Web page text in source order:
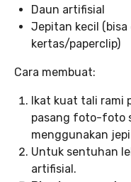
Daun artifisial
Jepitan kecil
kertas/paperclip)
Cara membuat:
Ikat kuat tali rami
pasang foto-foto
menggunakan
Untuk sentuhan
artifisial.